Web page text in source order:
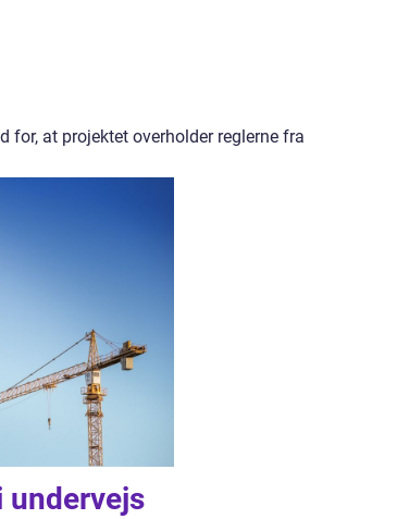
for, at projektet overholder reglerne fra
undervejs